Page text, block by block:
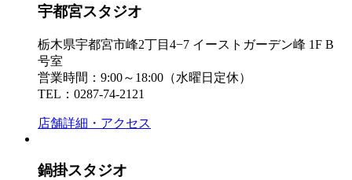
宇都宮スタジオ
栃木県宇都宮市峰2丁目4−7 イーストガーデン峰 1F B
号室
営業時間：9:00～18:00（水曜日定休）
TEL：0287-74-2121
店舗詳細・アクセス
鍋掛スタジオ